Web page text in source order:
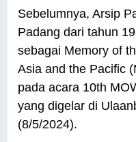
Sebelumnya, Arsip
Padang dari tahun
sebagai Memory of
Asia and the Pacific
pada acara 10th
yang digelar di
(8/5/2024).